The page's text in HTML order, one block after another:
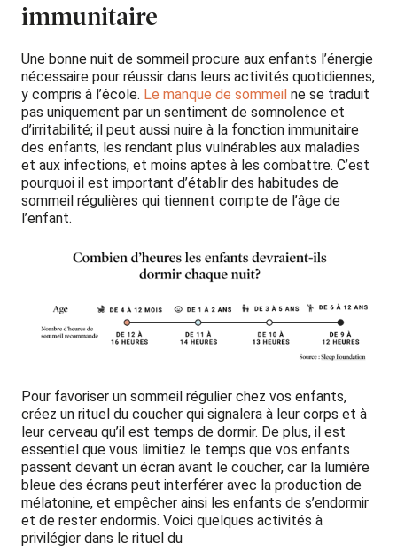
immunitaire
Une bonne nuit de sommeil procure aux enfants l’énergie
nécessaire pour réussir dans leurs activités quotidiennes,
y compris à l’école. Le manque de sommeil ne se traduit
pas uniquement par un sentiment de somnolence et
d’irritabilité; il peut aussi nuire à la fonction immunitaire
des enfants, les rendant plus vulnérables aux maladies
et aux infections, et moins aptes à les combattre. C’est
pourquoi il est important d’établir des habitudes de
sommeil régulières qui tiennent compte de l’âge de
l’enfant.
Pour favoriser un sommeil régulier chez vos enfants,
créez un rituel du coucher qui signalera à leur corps et à
leur cerveau qu’il est temps de dormir. De plus, il est
essentiel que vous limitiez le temps que vos enfants
passent devant un écran avant le coucher, car la lumière
bleue des écrans peut interférer avec la production de
mélatonine, et empêcher ainsi les enfants de s’endormir
et de rester endormis. Voici quelques activités à
privilégier dans le rituel du